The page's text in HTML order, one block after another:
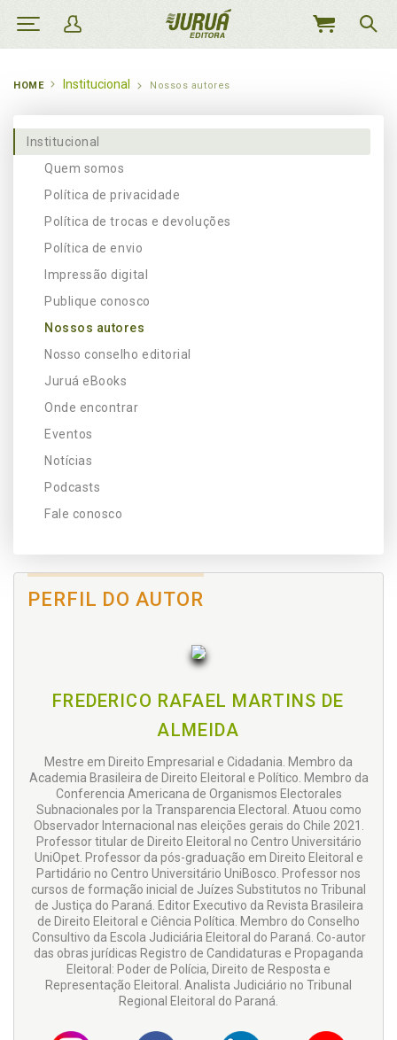
MEU
HOME Institucional Nossos autores
Institucional
Quem somos
Política de privacidade
Política de trocas e devoluções
Política de envio
Impressão digital
Publique conosco
Nossos autores
Nosso conselho editorial
Juruá eBooks
Onde encontrar
Eventos
Notícias
Podcasts
Fale conosco
PERFIL DO AUTOR
FREDERICO RAFAEL MARTINS DE
ALMEIDA
Mestre em Direito Empresarial e Cidadania. Membro da
Academia Brasileira de Direito Eleitoral e Político. Membro da
Conferencia Americana de Organismos Electorales
Subnacionales por la Transparencia Electoral. Atuou como
Observador Internacional nas eleições gerais do Chile 2021.
Professor titular de Direito Eleitoral no Centro Universitário
UniOpet. Professor da pós-graduação em Direito Eleitoral e
Partidário no Centro Universitário UniBosco. Professor nos
cursos de formação inicial de Juízes Substitutos no Tribunal
de Justiça do Paraná. Editor Executivo da Revista Brasileira
de Direito Eleitoral e Ciência Política. Membro do Conselho
Consultivo da Escola Judiciária Eleitoral do Paraná. Co-autor
das obras jurídicas Registro de Candidaturas e Propaganda
Eleitoral: Poder de Polícia, Direito de Resposta e
Representação Eleitoral. Analista Judiciário no Tribunal
Regional Eleitoral do Paraná.